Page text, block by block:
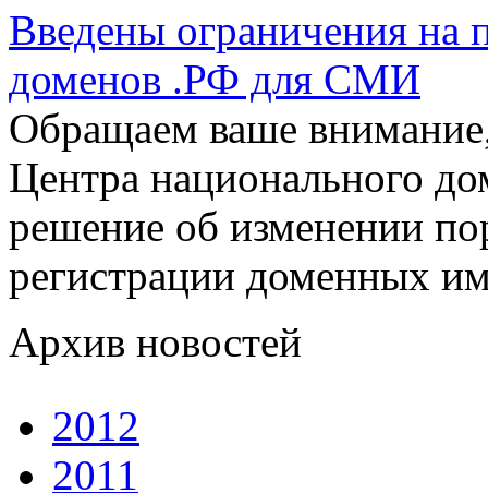
Введены ограничения на
доменов .РФ для СМИ
Обращаем ваше
Центра национального
решение об изменении
регистрации доменных
Архив новостей
2012
2011